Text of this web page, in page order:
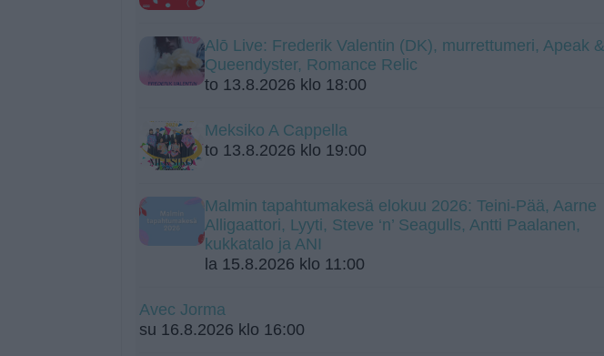
Alō Live: Frederik Valentin (DK), murrettumeri, Apeak &
Queendyster, Romance Relic
to 13.8.2026 klo 18:00
Meksiko A Cappella
to 13.8.2026 klo 19:00
Malmin tapahtumakesä elokuu 2026: Teini-Pää, Aarne
Alligaattori, Lyyti, Steve ‘n’ Seagulls, Antti Paalanen,
kukkatalo ja ANI
la 15.8.2026 klo 11:00
Avec Jorma
su 16.8.2026 klo 16:00